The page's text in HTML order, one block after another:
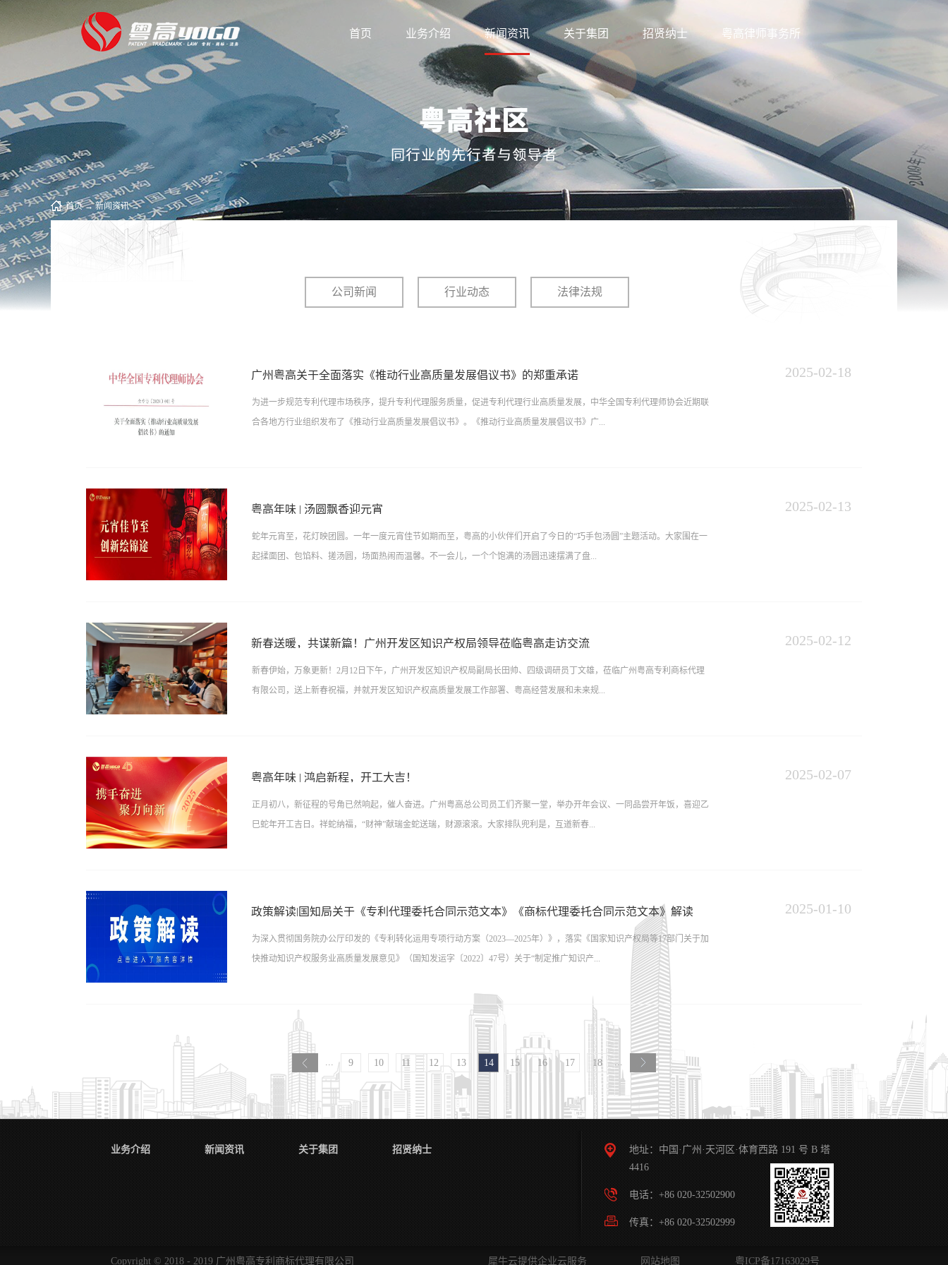
首页 业务介绍 新闻资讯 关于集团 招贤纳士 粤高律师事务所
首页 → 新闻资讯 →
公司新闻 行业动态 法律法规
广州粤高关于全面落实《推动行业高质量发展倡议书》的郑重承诺
为进一步规范专利代理市场秩序，提升专利代理服务质量，促进专利代理行业高质量发展，中华全国专利代理师协会近期联
合各地方行业组织发布了《推动行业高质量发展倡议书》。《推动行业高质量发展倡议书》广...
理行为，着力提升自身专业化服务水平，并在此郑重作出以下承诺：《承诺书》未来，粤高将继续践行专利代理机构的责任
性、健康、可持续发展，为我国建设知识产权强国、实现经济社会高质量发展贡献力量。
2025-02-18
粤高年味 | 汤圆飘香迎元宵
蛇年元宵至，花灯映团圆。一年一度元宵佳节如期而至，粤高的小伙伴们开启了今日的“巧手包汤圆”主题活动。大家围在一
起揉面团、包馅料、搓汤圆，场面热闹而温馨。不一会儿，一个个饱满的汤圆迅速摆满了盘...
岁的好心情伙伴们齐动手，围作一团体验亲手制作汤圆的乐趣感受传统习俗的魅力一碗碗热气氤氲的汤圆端上桌大家品尝自
2025-02-13
新春送暖，共谋新篇！广州开发区知识产权局领导莅临粤高走访交流
新春伊始，万象更新！2月12日下午，广州开发区知识产权局副局长田帅、四级调研员丁文雄，莅临广州粤高专利商标代理
有限公司，送上新春祝福，并就开发区知识产权高质量发展工作部署、粤高经营发展和未来规...
会上，田帅副局长首先对粤高长期以来对开发区知识产权工作的大力支持与辛勤付出表示感谢。他指出，广州开发区始终把
扬和提升品牌服务能力，共同打造更具韧性、活力和竞争力的行业生态。广州开发区知识产权局副局长田帅讲话粤高董事长
任重代表公司对田局一行百忙之中前来粤高指导交流表示热烈的欢迎与感谢。她汇报了粤高稳健经营的详细情况，并就高质
指导下，以高质量发展为引领，全面贯彻落实知识产权强国战略部署，持续深化知识产权服务创新。同时，积极推动知识产
2025-02-12
粤高年味 | 鸿启新程，开工大吉！
正月初八，新征程的号角已然响起，催人奋进。广州粤高总公司员工们齐聚一堂，举办开年会议、一同品尝开年饭，喜迎乙
巳蛇年开工吉日。祥蛇纳福，“财神”献瑞金蛇送瑞，财源滚滚。大家排队兜利是，互道新春...
高度赞誉，更承载着对新岁携手奋进、再铸华章的期许与祝福。携手奋进，聚力向新广州粤高“携手奋进，聚力向新”开年会
议圆满举行。在过去一年里，我们乘势而上，以奋斗为炬，照亮了前行的道路，书写了粤高的华丽篇章。1.乘风执炬，巳启
华章计算机通信部代表梁绮彤上台做主题演讲，她表示粤高应当主动出击，从“技术复读机”到“创新放大镜”，把服务从“申请
阶段”提前到“研发立项会”，让专利成为客户技术路线的导航仪。2.岁序更新，共赴“星”程时代奔涌向前，征程永无止境。机
械电子部黄志铖以团队和目标作为演讲核心，致力于在新的一年提升整个部门的“星级”。他讲到“单丝不成线，独木不成
林”，粤高人的团结一心给予了每个部门无穷无尽的力量。3.蓝图已绘就，奋进正当时粤高副总经理单香杰、副总经理冯振宁
分别就新业务工作、专利业务工作作出总结及规划。他们表示，2024年我们在逆势中稳扎稳打，新的一年大家应当加强协
作、凝聚共识，严于律己，不断提升自身服务质量，紧跟时代发展的脚步。4.今朝再启航，壮志凌九霄最后，粤高董事长任
重作开工...
2025-02-07
政策解读|国知局关于《专利代理委托合同示范文本》《商标代理委托合同示范文本》解读
为深入贯彻国务院办公厅印发的《专利转化运用专项行动方案（2023—2025年）》，落实《国家知识产权局等17部门关于加
快推动知识产权服务业高质量发展意见》（国知发运字〔2022〕47号）关于“制定推广知识产...
权服务合同示范文本”等工作部署，围绕提升专利商标代理质量，从源头上夯实专利转化运用基础，促进商标品牌建设，国
家知识产权局知识产权运用促进司会同中华全国专利代理师协会、中华商标协会制定了专利、商标代理委托合同示范文本。
相关内容解读如下。一、制定合同示范文本的背景和意义是什么？一是落实法律法规要求。相关法律法规对专利、商标代理
机构与委托人签订合同提出了明确要求。《专利代理条例》第十四条规定，“专利代理机构接受委托，应当与委托人订立书
面委托合同”。《商标代理监督管理规定》第十三条规定，“商标代理机构从事商标代理业务，应当与委托人以书面形式签订
商标代理委托合同，依法约定双方的权利义务以及其他事项。”《专利代理管理办法》对专利代理行为规范以及委托人、专
引导委托方和代理机构，特别是为自然人、小微企业和中小型专利商标代理机构，在合同中明晰基本权利义务、违约责任以
2025-01 -10
... 9 10 11 12 13 14 15 16 17 18 ...
业务介绍 新闻资讯 关于集团 招贤纳士
Copyright © 2018 - 2019 广州粤高专利商标代理有限公司 粤ICP备17163029号
网站地图
犀牛云提供企业云服务
地址：中国·广州·天河区·体育西路 191 号 B 塔
4416
电话：+86 020-32502900
传真：+86 020-32502999